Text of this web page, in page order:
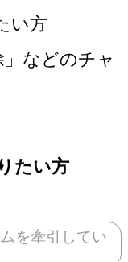
い方
などのチャ
たい方
を牽引してい